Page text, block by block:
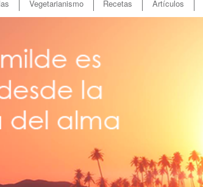
Vegetarianismo Recetas Artículos